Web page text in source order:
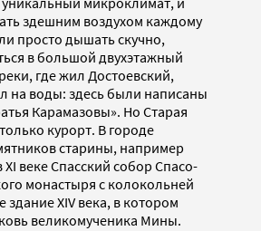
здешним воздухом каждому
просто дышать скучно,
в большой двухэтажный
где жил Достоевский,
на воды: здесь были написаны
Карамазовы». Но Старая
курорт. В городе
старины, например
веке Спасский собор Спасо-
монастыря с колокольней
здание XIV века, в котором
великомученика Мины.